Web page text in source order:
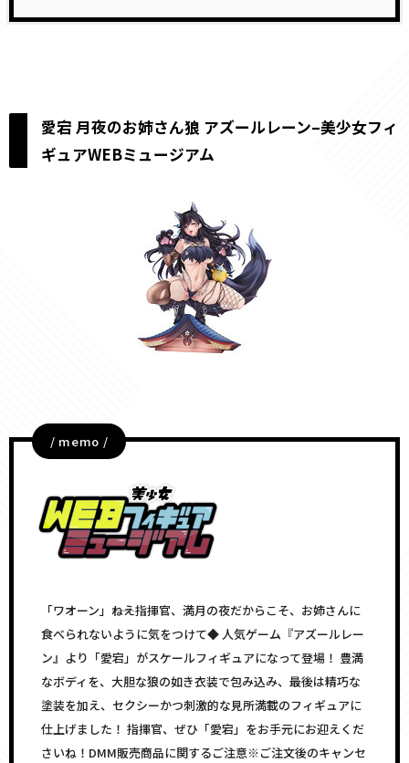
愛宕 月夜のお姉さん狼 アズールレーン–美少女フィ
ギュアWEBミュージアム
/ memo /
「ワオーン」――ねえ指揮官、満月の夜だからこそ、お姉さんに
食べられないように気をつけて◆ 人気ゲーム『アズールレー
ン』より「愛宕」がスケールフィギュアになって登場！ 豊満
なボディを、大胆な狼の如き衣装で包み込み、最後は精巧な
塗装を加え、セクシーかつ刺激的な見所満載のフィギュアに
仕上げました！ 指揮官、ぜひ「愛宕」をお手元にお迎えくだ
さいね！DMM販売商品に関するご注意※ご注文後のキャンセ